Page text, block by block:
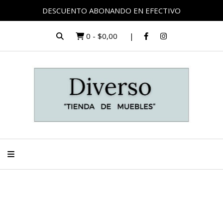
DESCUENTO ABONANDO EN EFECTIVO
0 - $0,00